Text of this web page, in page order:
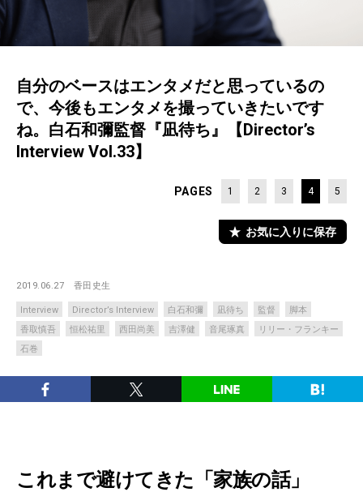
自分のベースはエンタメだと思っているの
で、今後もエンタメを撮っていきたいです
ね。白石和彌監督『凪待ち』【Director’s
Interview Vol.33】
PAGES 1 2 3 4 5
お気に入りに保存
2019.06.27 香田史生
Interview Director’s Interview 白石和彌 凪待ち 監督
脚本
香取慎吾
恒松祐里 西田尚美 吉澤健 音尾琢真
リリー・フランキー
石巻
これまで避けてきた「家族の話」